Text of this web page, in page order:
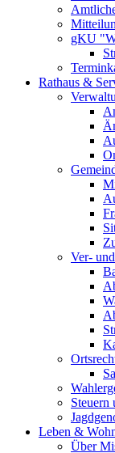
gKU
Rathaus &
Ver-
Steuern
Leben &
Über